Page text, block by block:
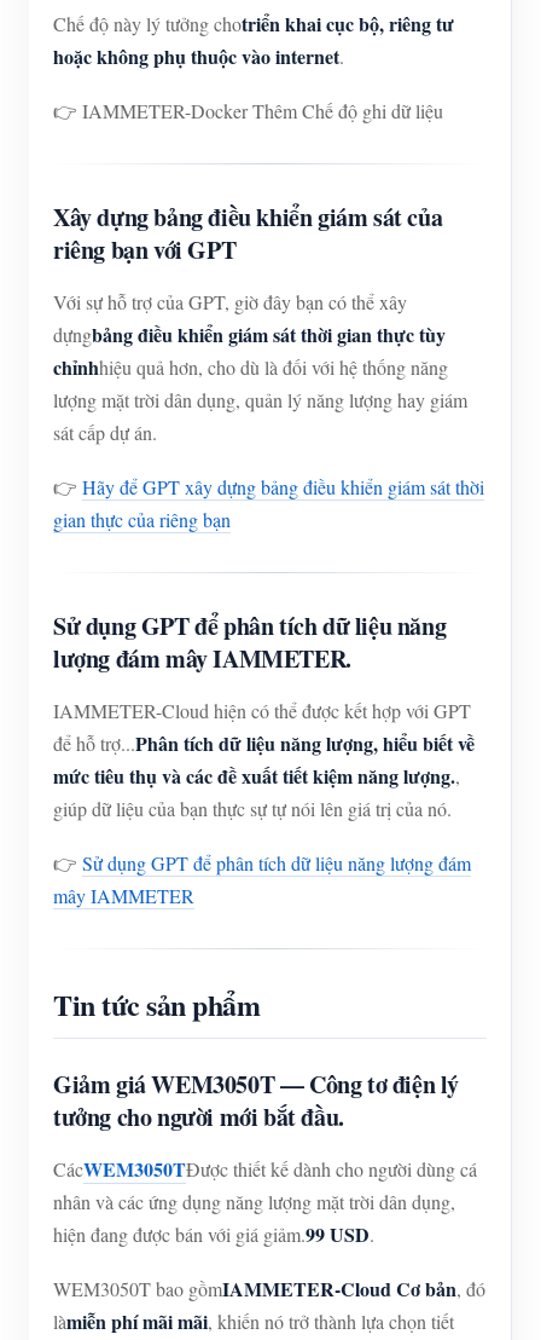
Chế độ này lý tưởng chotriển khai cục bộ, riêng tư
hoặc không phụ thuộc vào internet.
👉 IAMMETER-Docker Thêm Chế độ ghi dữ liệu
Xây dựng bảng điều khiển giám sát của
riêng bạn với GPT
Với sự hỗ trợ của GPT, giờ đây bạn có thể xây
dựngbảng điều khiển giám sát thời gian thực tùy
chỉnhhiệu quả hơn, cho dù là đối với hệ thống năng
lượng mặt trời dân dụng, quản lý năng lượng hay giám
sát cấp dự án.
👉 Hãy để GPT xây dựng bảng điều khiển giám sát thời
gian thực của riêng bạn
Sử dụng GPT để phân tích dữ liệu năng
lượng đám mây IAMMETER.
IAMMETER-Cloud hiện có thể được kết hợp với GPT
để hỗ trợ...Phân tích dữ liệu năng lượng, hiểu biết về
mức tiêu thụ và các đề xuất tiết kiệm năng lượng.,
giúp dữ liệu của bạn thực sự tự nói lên giá trị của nó.
👉 Sử dụng GPT để phân tích dữ liệu năng lượng đám
mây IAMMETER
Tin tức sản phẩm
Giảm giá WEM3050T — Công tơ điện lý
tưởng cho người mới bắt đầu.
CácWEM3050TĐược thiết kế dành cho người dùng cá
nhân và các ứng dụng năng lượng mặt trời dân dụng,
hiện đang được bán với giá giảm.99 USD.
WEM3050T bao gồmIAMMETER-Cloud Cơ bản, đó
làmiễn phí mãi mãi, khiến nó trở thành lựa chọn tiết